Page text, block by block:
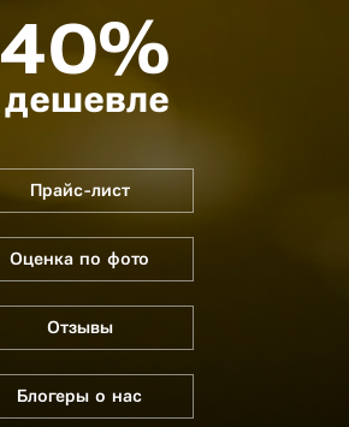
40%
дешевле
Прайс-лист
Оценка по фото
Отзывы
Блогеры о нас